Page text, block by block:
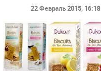
22 Февраль 2015, 16:18